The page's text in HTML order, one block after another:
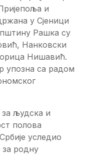
и
у Сјеници
Рашка су
Нанковски
Нишавић.
упозна са радом
људска и
полова
уследио
родну